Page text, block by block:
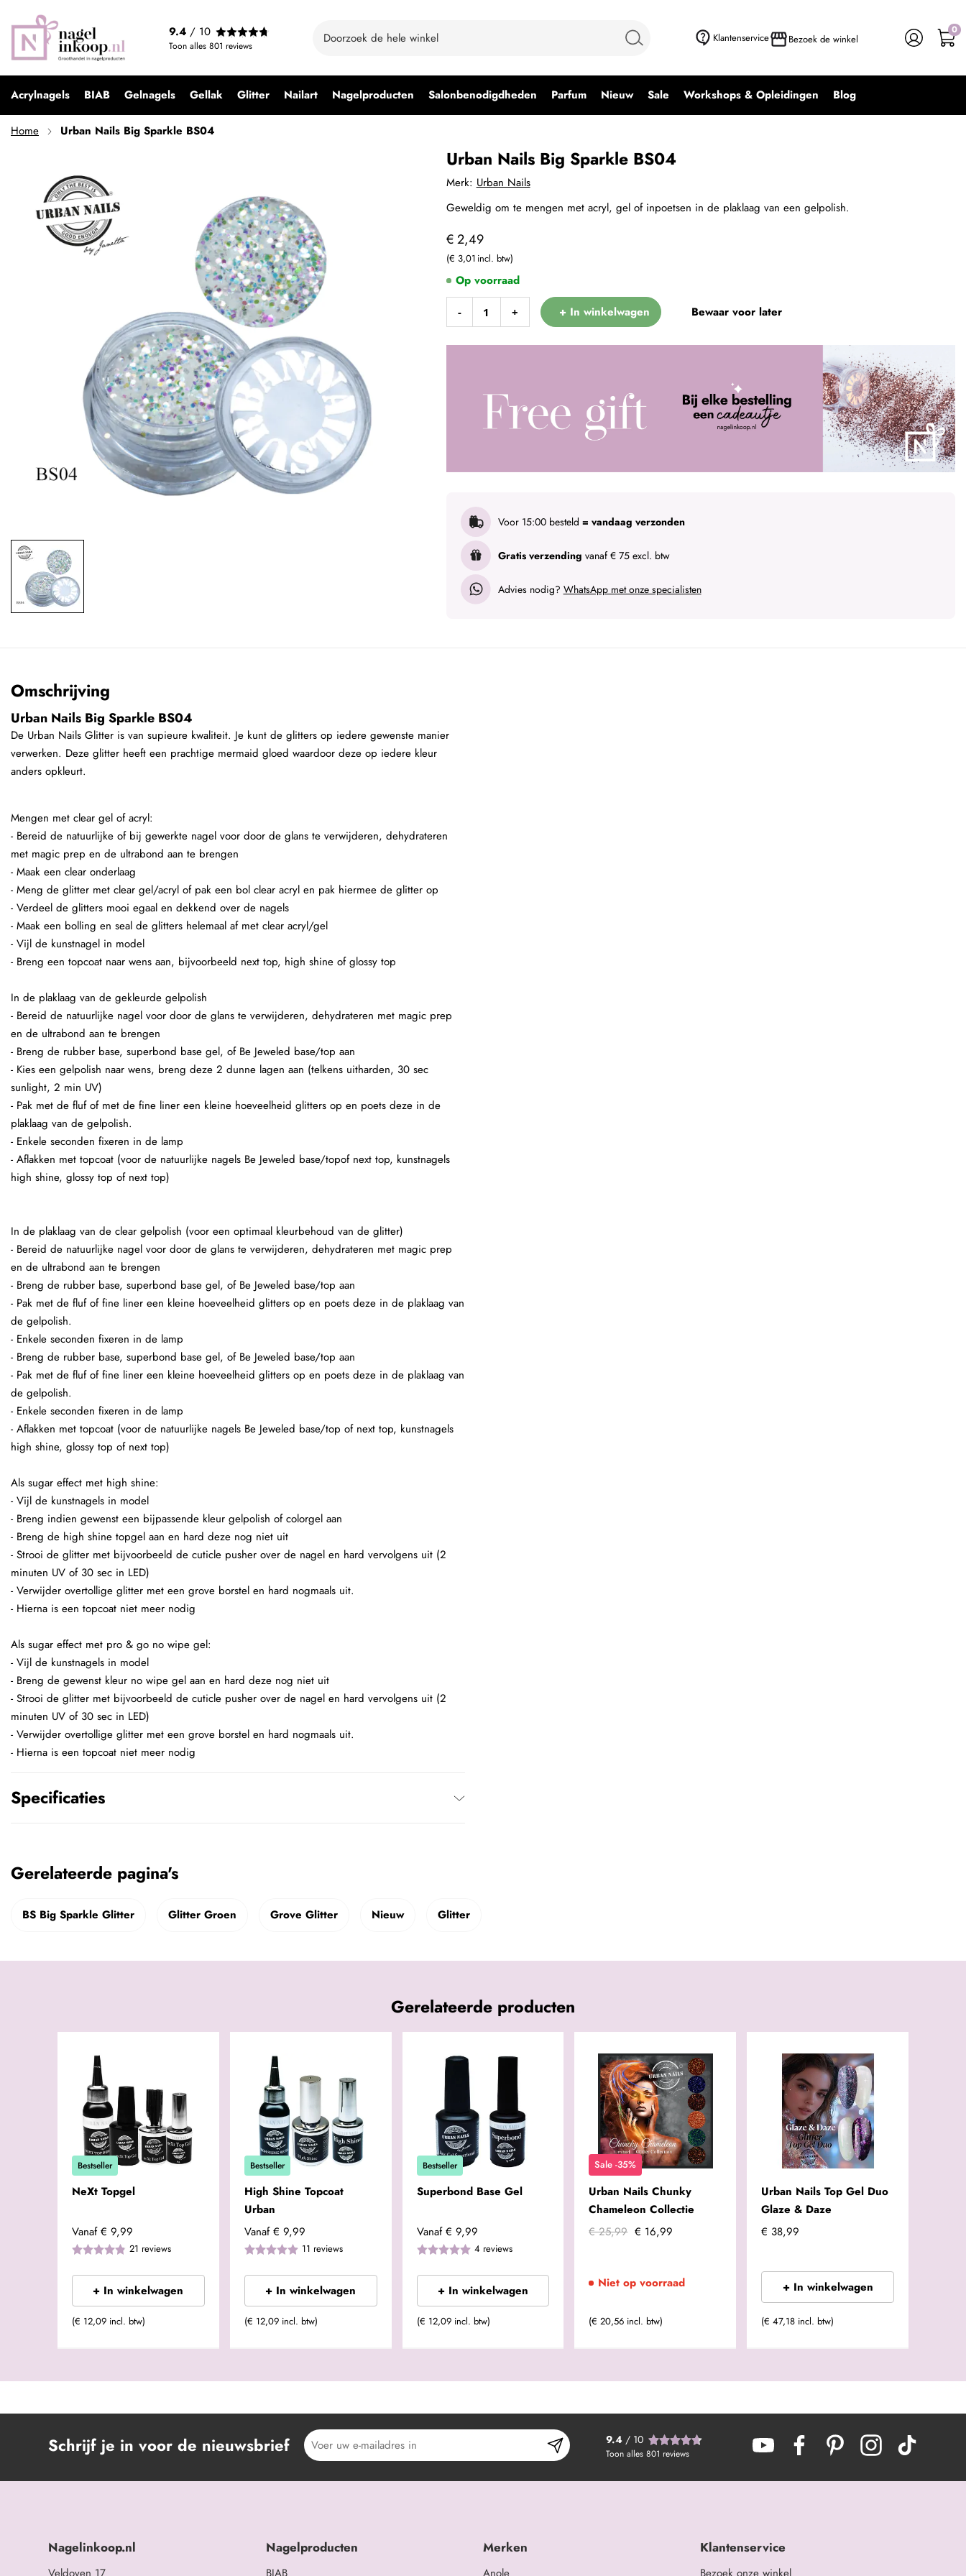
Klantenservice Bezoek de winkel
9.4 / 10
Toon alles 801 reviews
0
Acrylnagels BIAB Gelnagels Gellak Glitter Nailart Nagelproducten Salonbenodigdheden Parfum Nieuw Sale Workshops & Opleidingen Blog
Home Urban Nails Big Sparkle BS04
Urban Nails Big Sparkle BS04
€ 2,49
€ 3,01
€ 2,49
+ In winkelwagen
- + + In winkelwagen Bewaar voor later
Merk: Urban Nails
Voor 15:00 besteld = vandaag verzonden
Gratis verzending vanaf € 75 excl. btw
Advies nodig? WhatsApp met onze specialisten
Op voorraad
Geweldig om te mengen met acryl, gel of inpoetsen in de plaklaag van een gelpolish.
Omschrijving
Urban Nails Big Sparkle BS04
De Urban Nails Glitter is van supieure kwaliteit. Je kunt de glitters op iedere gewenste manier
verwerken. Deze glitter heeft een prachtige mermaid gloed waardoor deze op iedere kleur
anders opkleurt.
Mengen met clear gel of acryl:
- Bereid de natuurlijke of bij gewerkte nagel voor door de glans te verwijderen, dehydrateren
met magic prep en de ultrabond aan te brengen
- Maak een clear onderlaag
- Meng de glitter met clear gel/acryl of pak een bol clear acryl en pak hiermee de glitter op
- Verdeel de glitters mooi egaal en dekkend over de nagels
- Maak een bolling en seal de glitters helemaal af met clear acryl/gel
- Vijl de kunstnagel in model
- Breng een topcoat naar wens aan, bijvoorbeeld next top, high shine of glossy top
In de plaklaag van de gekleurde gelpolish
- Bereid de natuurlijke nagel voor door de glans te verwijderen, dehydrateren met magic prep
en de ultrabond aan te brengen
- Breng de rubber base, superbond base gel, of Be Jeweled base/top aan
- Kies een gelpolish naar wens, breng deze 2 dunne lagen aan (telkens uitharden, 30 sec
sunlight, 2 min UV)
- Pak met de fluf of met de fine liner een kleine hoeveelheid glitters op en poets deze in de
plaklaag van de gelpolish.
- Enkele seconden fixeren in de lamp
- Aflakken met topcoat (voor de natuurlijke nagels Be Jeweled base/topof next top, kunstnagels
high shine, glossy top of next top)
In de plaklaag van de clear gelpolish (voor een optimaal kleurbehoud van de glitter)
- Bereid de natuurlijke nagel voor door de glans te verwijderen, dehydrateren met magic prep
en de ultrabond aan te brengen
- Breng de rubber base, superbond base gel, of Be Jeweled base/top aan
- Pak met de fluf of fine liner een kleine hoeveelheid glitters op en poets deze in de plaklaag van
de gelpolish.
- Enkele seconden fixeren in de lamp
- Breng de rubber base, superbond base gel, of Be Jeweled base/top aan
- Pak met de fluf of fine liner een kleine hoeveelheid glitters op en poets deze in de plaklaag van
de gelpolish.
- Enkele seconden fixeren in de lamp
- Aflakken met topcoat (voor de natuurlijke nagels Be Jeweled base/top of next top, kunstnagels
high shine, glossy top of next top)
Als sugar effect met high shine:
- Vijl de kunstnagels in model
- Breng indien gewenst een bijpassende kleur gelpolish of colorgel aan
- Breng de high shine topgel aan en hard deze nog niet uit
- Strooi de glitter met bijvoorbeeld de cuticle pusher over de nagel en hard vervolgens uit (2
minuten UV of 30 sec in LED)
- Verwijder overtollige glitter met een grove borstel en hard nogmaals uit.
- Hierna is een topcoat niet meer nodig
Als sugar effect met pro & go no wipe gel:
- Vijl de kunstnagels in model
- Breng de gewenst kleur no wipe gel aan en hard deze nog niet uit
- Strooi de glitter met bijvoorbeeld de cuticle pusher over de nagel en hard vervolgens uit (2
minuten UV of 30 sec in LED)
- Verwijder overtollige glitter met een grove borstel en hard nogmaals uit.
- Hierna is een topcoat niet meer nodig
Specificaties
Gerelateerde pagina's
BS Big Sparkle Glitter Glitter Groen Grove Glitter Nieuw Glitter
Gerelateerde producten
Bestseller
NeXt Topgel
Vanaf € 9,99
21 reviews
+ In winkelwagen
(€ 12,09 incl. btw)
Bestseller
High Shine Topcoat
Urban
Vanaf € 9,99
11 reviews
+ In winkelwagen
(€ 12,09 incl. btw)
Bestseller
Superbond Base Gel
Vanaf € 9,99
4 reviews
+ In winkelwagen
(€ 12,09 incl. btw)
Sale -35%
Urban Nails Chunky
Chameleon Collectie
€ 25,99 € 16,99
Niet op voorraad
(€ 20,56 incl. btw)
Urban Nails Top Gel Duo
Glaze & Daze
€ 38,99
+ In winkelwagen
(€ 47,18 incl. btw)
Schrijf je in voor de nieuwsbrief 9.4/ 10
Toon alles 801 reviews
Nagelinkoop.nl Nagelproducten Merken Klantenservice